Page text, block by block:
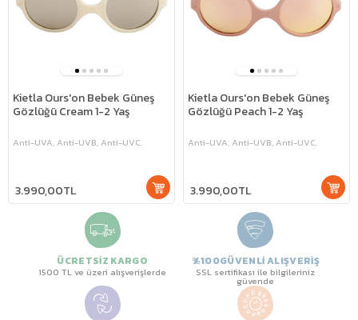
Kietla Ours'on Bebek Güneş
Gözlüğü Cream 1-2 Yaş
Anti-UVA, Anti-UVB, Anti-UVC.
3.990,00TL
Kietla Ours'on Bebek Güneş
Gözlüğü Peach 1-2 Yaş
Anti-UVA, Anti-UVB, Anti-UVC.
3.990,00TL
ÜCRETSİZ KARGO
1500 TL ve üzeri alışverişlerde
%100GÜVENLİ ALIŞVERİŞ
SSL sertifikası ile bilgileriniz
güvende